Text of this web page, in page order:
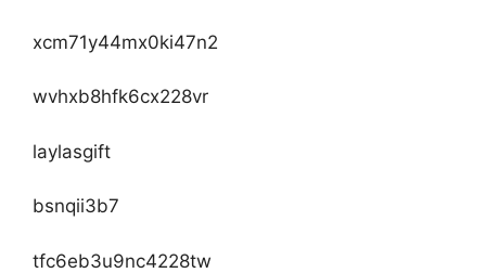
xcm71y44mx0ki47n2
wvhxb8hfk6cx228vr
laylasgift
bsnqii3b7
tfc6eb3u9nc4228tw